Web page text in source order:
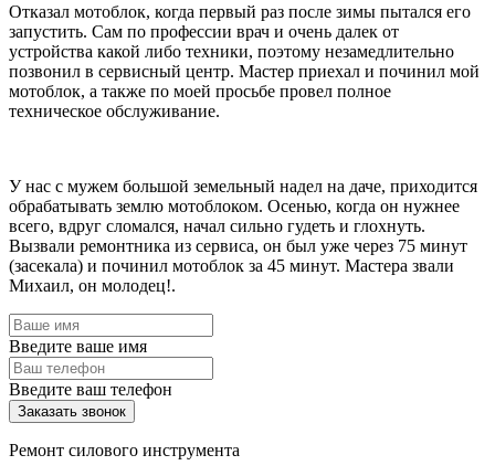
Отказал мотоблок, когда первый раз после зимы пытался его
запустить. Сам по профессии врач и очень далек от
устройства какой либо техники, поэтому незамедлительно
позвонил в сервисный центр. Мастер приехал и починил мой
мотоблок, а также по моей просьбе провел полное
техническое обслуживание.
У нас с мужем большой земельный надел на даче, приходится
обрабатывать землю мотоблоком. Осенью, когда он нужнее
всего, вдруг сломался, начал сильно гудеть и глохнуть.
Вызвали ремонтника из сервиса, он был уже через 75 минут
(засекала) и починил мотоблок за 45 минут. Мастера звали
Михаил, он молодец!.
Введите ваше имя
Введите ваш телефон
Заказать звонок
Ремонт силового инструмента